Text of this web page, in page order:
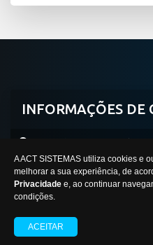
A ACT SISTEMAS utiliza cookies e
melhorar a sua experiência, de
Privacidade e, ao continuar
condições.
ACEITAR
INFORMAÇÕES DE
Belo Horizonte/MG -
Desenvolvido por